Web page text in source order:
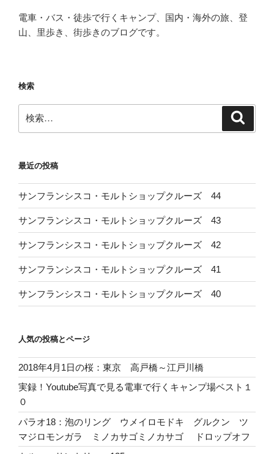
ジ
送
電車・バス・徒歩で行くキャンプ、国内・海外の旅、登
山、里歩き、街歩きのブログです。
検索
索:
最近の投稿
サンフランシスコ・モルトショップクルーズ 44
サンフランシスコ・モルトショップクルーズ 43
サンフランシスコ・モルトショップクルーズ 42
サンフランシスコ・モルトショップクルーズ 41
サンフランシスコ・モルトショップクルーズ 40
人気の投稿とページ
2018年4月1日の桜：東京 高戸橋～江戸川橋
実録！Youtube写真で見る電車で行くキャンプ場ベスト１
０
パラオ18：泡のリング ウメイロモドキ グルクン ツ
マジロモンガラ ミノカサゴミノカサゴ ドロップオフ